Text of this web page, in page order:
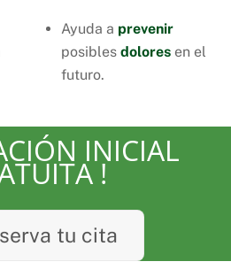
Ayuda a prevenir
posiblesdolores en el
futuro.
INICIAL
!
tu cita